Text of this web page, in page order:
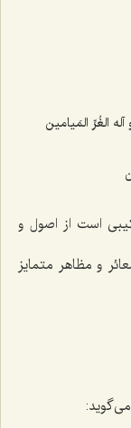
الغُرِّ المَیامین
است از اصول و
و مظاهر متمایز